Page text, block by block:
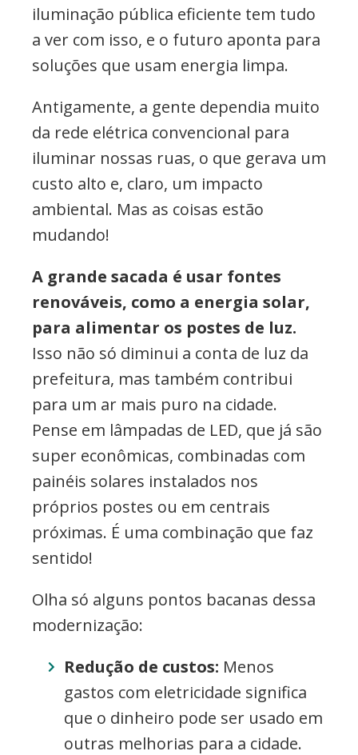
iluminação pública eficiente tem tudo
a ver com isso, e o futuro aponta para
soluções que usam energia limpa.
Antigamente, a gente dependia muito
da rede elétrica convencional para
iluminar nossas ruas, o que gerava um
custo alto e, claro, um impacto
ambiental. Mas as coisas estão
mudando!
A grande sacada é usar fontes
renováveis, como a energia solar,
para alimentar os postes de luz.
Isso não só diminui a conta de luz da
prefeitura, mas também contribui
para um ar mais puro na cidade.
Pense em lâmpadas de LED, que já são
super econômicas, combinadas com
painéis solares instalados nos
próprios postes ou em centrais
próximas. É uma combinação que faz
sentido!
Olha só alguns pontos bacanas dessa
modernização:
Redução de custos: Menos
gastos com eletricidade significa
que o dinheiro pode ser usado em
outras melhorias para a cidade.